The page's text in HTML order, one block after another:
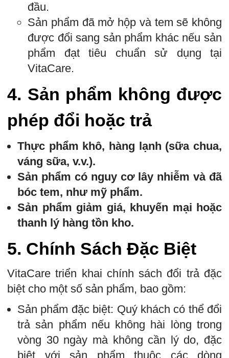
đầu.
Sản phẩm đã mở hộp và tem sẽ không
được đổi sang sản phẩm khác nếu sản
phẩm đạt tiêu chuẩn sử dụng tại
VitaCare.
4. Sản phẩm không được
phép đổi hoặc trả
Thực phẩm khô, hàng lạnh (sữa chua,
váng sữa, v.v.).
Sản phẩm có nguy cơ lây nhiễm và đã
bóc tem, như mỹ phẩm.
Sản phẩm giảm giá, khuyến mại hoặc
thanh lý hàng tồn kho.
5. Chính Sách Đặc Biệt
VitaCare triển khai chính sách đổi trả đặc
biệt cho một số sản phẩm, bao gồm:
Sản phẩm đặc biệt: Quý khách có thể đổi
trả sản phẩm nếu không hài lòng trong
vòng 30 ngày mà không cần lý do, đặc
biệt với sản phẩm thuộc các dòng